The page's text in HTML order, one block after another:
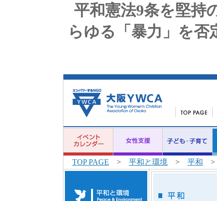
平和憲法9条を堅持
らゆる「暴力」を否
TOP PAGE > 平和と環境 > 平和 >